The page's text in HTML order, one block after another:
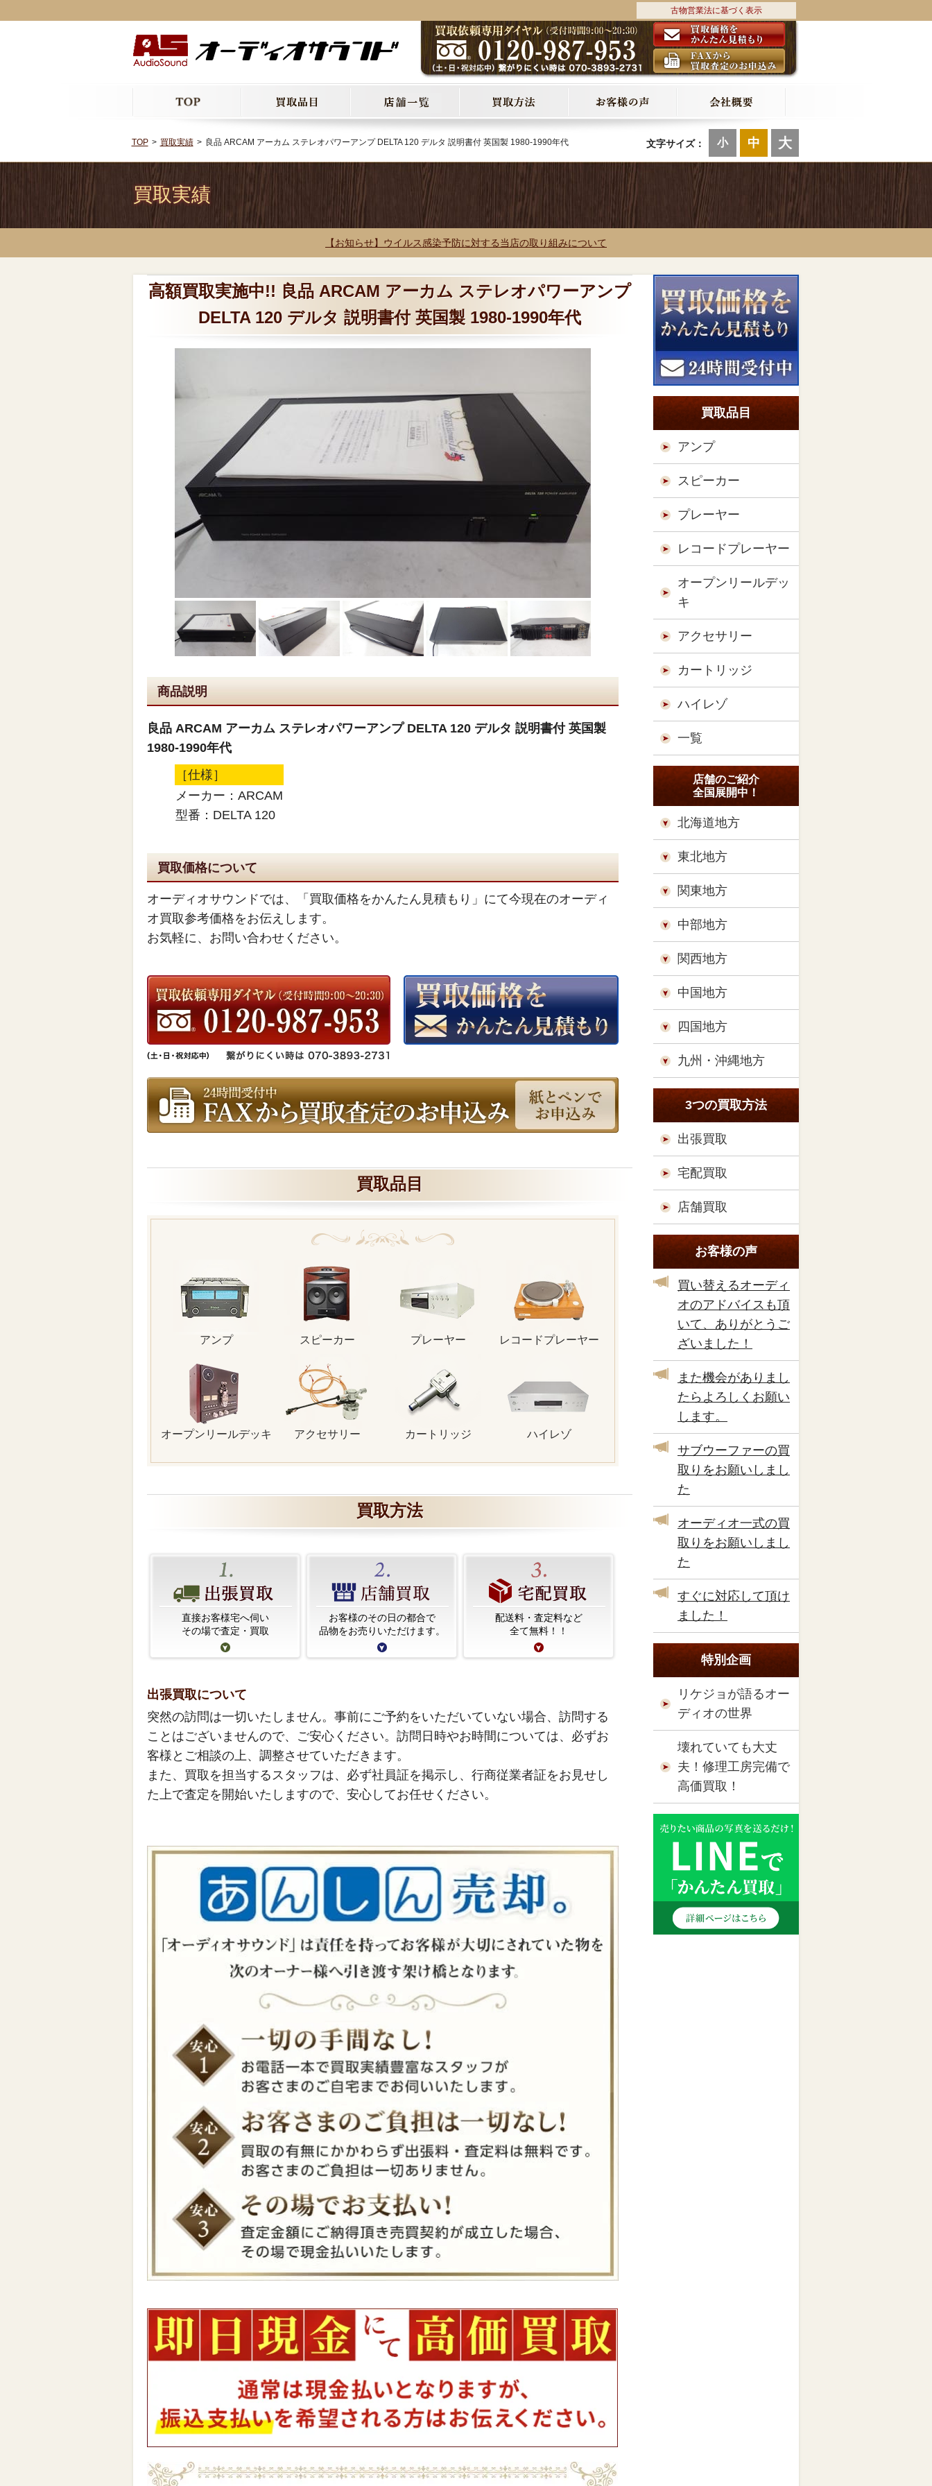
古物営業法に基づく表示
文字サイズ： 小 中 大
TOP 買取実績 良品 ARCAM アーカム ステレオパワーアンプ DELTA 120 デルタ 説明書付 英国製 1980-1990年代
買取実績
【お知らせ】ウイルス感染予防に対する当店の取り組みについて
高額買取実施中!! 良品 ARCAM アーカム ステレオパワーアンプ
DELTA 120 デルタ 説明書付 英国製 1980-1990年代
商品説明
良品 ARCAM アーカム ステレオパワーアンプ DELTA 120 デルタ 説明書付 英国製
1980-1990年代
［仕様］
メーカー：ARCAM
型番：DELTA 120
買取価格について
オーディオサウンドでは、「買取価格をかんたん見積もり」にて今現在のオーディ
オ買取参考価格をお伝えします。
お気軽に、お問い合わせください。
買取品目
アンプ スピーカー プレーヤー レコードプレーヤー
オープンリールデッキ アクセサリー カートリッジ ハイレゾ
買取方法
直接お客様宅へ伺い
その場で査定・買取
お客様のその日の都合で
品物をお売りいただけます。
配送料・査定料など
全て無料！！
出張買取について
突然の訪問は一切いたしません。事前にご予約をいただいていない場合、訪問する
ことはございませんので、ご安心ください。訪問日時やお時間については、必ずお
客様とご相談の上、調整させていただきます。
また、買取を担当するスタッフは、必ず社員証を掲示し、行商従業者証をお見せし
た上で査定を開始いたしますので、安心してお任せください。
買取品目
アンプ
スピーカー
プレーヤー
レコードプレーヤー
オープンリールデッ
キ
アクセサリー
カートリッジ
ハイレゾ
一覧
店舗のご紹介
全国展開中！
北海道地方
東北地方
関東地方
中部地方
関西地方
中国地方
四国地方
九州・沖縄地方
3つの買取方法
出張買取
宅配買取
店舗買取
お客様の声
買い替えるオーディ
オのアドバイスも頂
いて、ありがとうご
ざいました！
また機会がありまし
たらよろしくお願い
します。
サブウーファーの買
取りをお願いしまし
た
オーディオ一式の買
取りをお願いしまし
た
すぐに対応して頂け
ました！
特別企画
リケジョが語るオー
ディオの世界
壊れていても大丈
夫！修理工房完備で
高価買取！